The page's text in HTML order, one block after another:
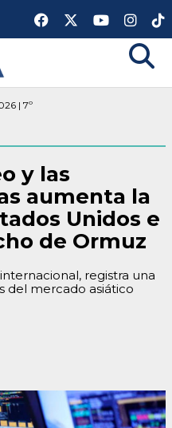
| 7º
y las
aumenta la
Unidos e
de Ormuz
registra una
del mercado asiático